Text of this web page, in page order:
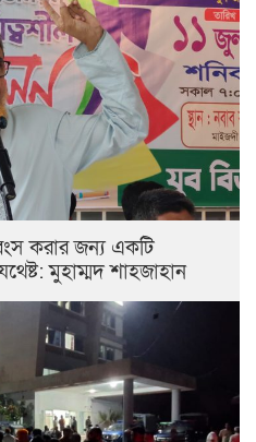
করার জন্য একটি
মুহাম্মদ শাহজাহান